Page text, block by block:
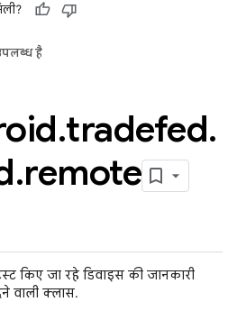
है
.tradefed.
.remote
किए जा रहे डिवाइस की जानकारी
वाली क्लास.